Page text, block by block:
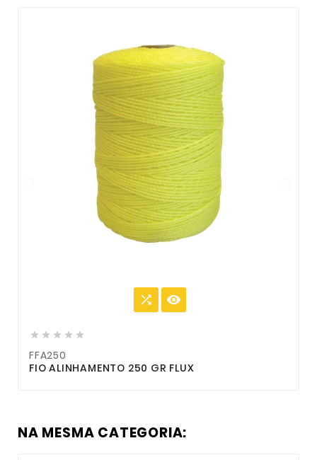
 
    
FFA250
FIO ALINHAMENTO 250 GR FLUX
NA MESMA CATEGORIA: